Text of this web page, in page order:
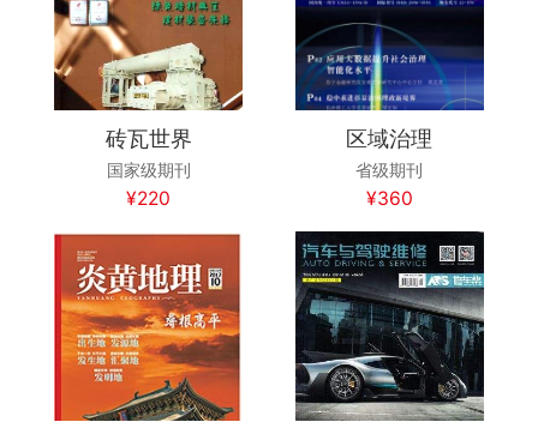
砖瓦世界
国家级期刊
¥220
区域治理
省级期刊
¥360